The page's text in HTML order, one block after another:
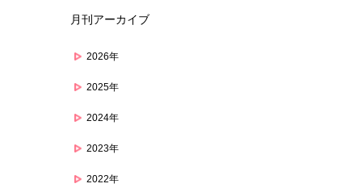
月刊アーカイブ
2026年
2025年
2024年
2023年
2022年